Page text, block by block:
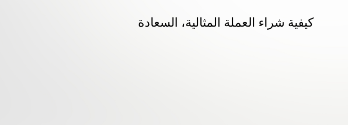
كيفية شراء العملة المثالية، السعادة